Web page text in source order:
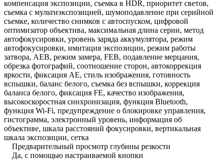
компенсация экспозиции, съемка в HDR, приоритет светов,
съемка с мультиэкспозицией, шумоподавление при серийной
съемке, количество снимков с автоспуском, цифровой
оптимизатор объектива, максимальная длина серии, метод
автофокусировки, уровень заряда аккумулятора, режим
автофокусировки, имитация экспозиции, режим работы
затвора, AEB, режим замера, FEB, подавление мерцания,
обрезка фотографий, соотношение сторон, автокоррекция
яркости, фиксация AE, стиль изображения, готовность
вспышки, баланс белого, съемка без вспышки, коррекция
баланса белого, фиксация FE, качество изображения,
высокоскоростная синхронизация, функция Bluetooth,
функция Wi-Fi, предупреждение о блокировке управления,
гистограмма, электронный уровень, информация об
объективе, шкала расстояний фокусировки, вертикальная
шкала экспозиции, сетка
Предварительный просмотр глубины резкости
Да, с помощью настраиваемой кнопки